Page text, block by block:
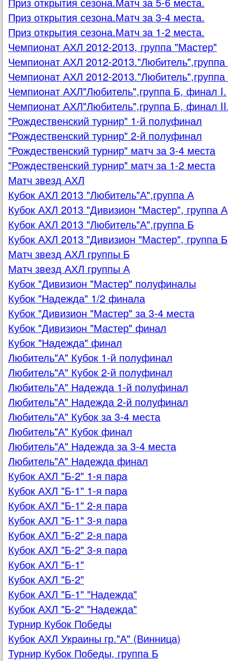
Приз открытия сезона.Матч за 3-4 места.
Приз открытия сезона.Матч за 1-2 места.
Чемпионат АХЛ 2012-2013, группа "Мастер"
Чемпионат АХЛ 2012-
Чемпионат АХЛ 2012-
Чемпионат АХЛ"Любитель",группа Б, финал I.
Чемпионат АХЛ"Любитель",группа Б, финал
"Рождественский турнир" 1-й полуфинал
"Рождественский турнир" 2-й полуфинал
"Рождественский турнир" матч за 3-4 места
"Рождественский турнир" матч за 1-2 места
Матч звезд АХЛ
Кубок АХЛ 2013 "Любитель"А",группа А
Кубок АХЛ 2013 "Дивизион "Мастер", группа А
Кубок АХЛ 2013 "Любитель"А",группа Б
Кубок АХЛ 2013 "Дивизион "Мастер", группа Б
Матч звезд АХЛ группы Б
Матч звезд АХЛ группы А
Кубок "Дивизион "Мастер" полуфиналы
Кубок "Надежда" 1/2 финала
Кубок "Дивизион "Мастер" за 3-4 места
Кубок "Дивизион "Мастер" финал
Кубок "Надежда" финал
Любитель"А" Кубок 1-й полуфинал
Любитель"А" Кубок 2-й полуфинал
Любитель"А" Надежда 1-й полуфинал
Любитель"А" Надежда 2-й полуфинал
Любитель"А" Кубок за 3-4 места
Любитель"А" Кубок финал
Любитель"А" Надежда за 3-4 места
Любитель"А" Надежда финал
Кубок АХЛ "Б-2" 1-я пара
Кубок АХЛ "Б-1" 1-я пара
Кубок АХЛ "Б-1" 2-я пара
Кубок АХЛ "Б-1" 3-я пара
Кубок АХЛ "Б-2" 2-я пара
Кубок АХЛ "Б-2" 3-я пара
Кубок АХЛ "Б-1"
Кубок АХЛ "Б-2"
Кубок АХЛ "Б-1" "Надежда"
Кубок АХЛ "Б-2" "Надежда"
Турнир Кубок Победы
Кубок АХЛ Украины гр."А" (Винница)
Турнир Кубок Победы, группа Б